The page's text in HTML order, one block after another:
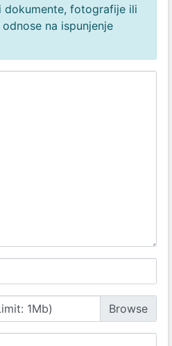
dokumente, fotografije ili
na ispunjenje
1Mb)